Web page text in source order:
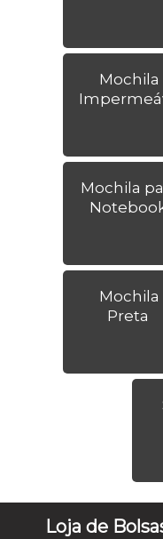
Mochila
Mochila
Mochila
Preta
Loja de